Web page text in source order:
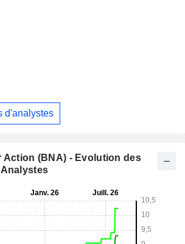
d'analystes
Action (BNA) - Evolution des